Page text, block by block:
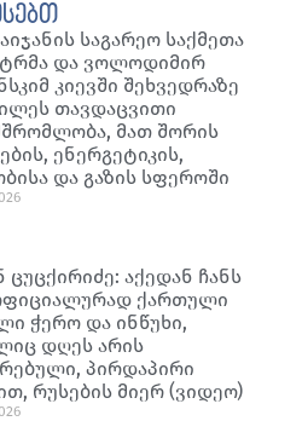
საგარეო საქმეთა
და ვოლოდიმირ
კიევში შეხვედრაზე
თავდაცვითი
მათ შორის
ენერგეტიკის,
და გაზის სფეროში
ცუცქირიძე: აქედან ჩანს
ქართული
ჭერო და ინწუხი,
დღეს არის
პირდაპირი
რუსების მიერ (ვიდეო)